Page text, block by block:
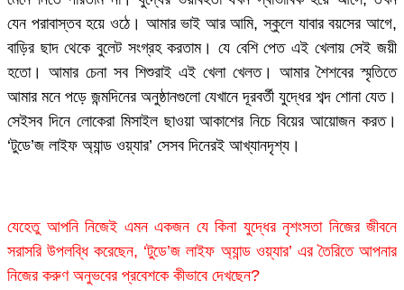
যেন পরাবাস্তব হয়ে ওঠে। আমার ভাই আর আমি, স্কুলে যাবার বয়সের আগে,
বাড়ির ছাদ থেকে বুলেট সংগ্রহ করতাম। যে বেশি পেত এই খেলায় সেই জয়ী
হতো। আমার চেনা সব শিশুরাই এই খেলা খেলত। আমার শৈশবের স্মৃতিতে
আমার মনে পড়ে জন্মদিনের অনুষ্ঠানগুলো যেখানে দূরবর্তী যুদ্ধের শব্দ শোনা যেত।
সেইসব দিনে লোকেরা মিসাইল ছাওয়া আকাশের নিচে বিয়ের আয়োজন করত।
‘টুডে’জ লাইফ অ্যান্ড ওয়্যার’ সেসব দিনেরই আখ্যানদৃশ্য।
যেহেতু আপনি নিজেই এমন একজন যে কিনা যুদ্ধের নৃশংসতা নিজের জীবনে
সরাসরি উপলব্ধি করেছেন, ‘টুডে’জ লাইফ অ্যান্ড ওয়্যার’ এর তৈরিতে আপনার
নিজের করুণ অনুভবের প্রবেশকে কীভাবে দেখছেন?